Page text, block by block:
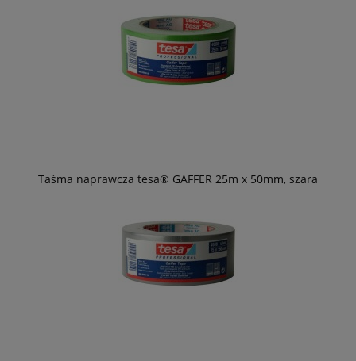
Taśma naprawcza tesa® GAFFER 25m x 50mm, szara